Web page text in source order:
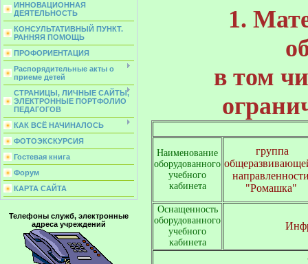
ИННОВАЦИОННАЯ
ДЕЯТЕЛЬНОСТЬ
КОНСУЛЬТАТИВНЫЙ ПУНКТ.
РАННЯЯ ПОМОЩЬ
ПРОФОРИЕНТАЦИЯ
Распорядительные акты о
приеме детей
СТРАНИЦЫ, ЛИЧНЫЕ САЙТЫ,
ЭЛЕКТРОННЫЕ ПОРТФОЛИО
ПЕДАГОГОВ
КАК ВСЁ НАЧИНАЛОСЬ
ФОТОЭКСКУРСИЯ
Гостевая книга
Форум
КАРТА САЙТА
Телефоны служб, электронные
адреса учреждений
1.
в том
Наименование
оборудованного
учебного
кабинета
группа
"Ромашка"
Оснащенность
оборудованного
учебного
кабинета